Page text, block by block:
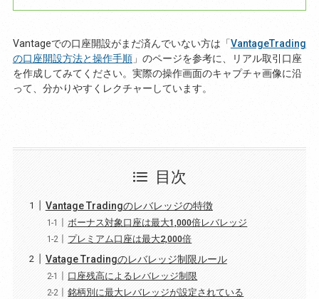
Vantageでの口座開設がまだ済んでいない方は「VantageTrading
の口座開設方法と操作手順」のページを参考に、リアル取引口座
を作成してみてください。実際の操作画面のキャプチャ画像に沿
って、分かりやすくレクチャーしています。
目次
Vantage Tradingのレバレッジの特徴
ボーナス対象口座は最大1,000倍レバレッジ
プレミアム口座は最大2,000倍
Vatage Tradingのレバレッジ制限ルール
口座残高によるレバレッジ制限
銘柄別に最大レバレッジが設定されている